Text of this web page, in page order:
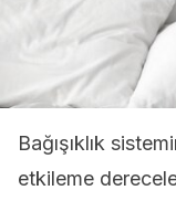
Bağışıklık
etkileme